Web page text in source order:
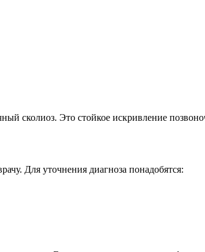
сколиоз. Это стойкое искривление
Для уточнения диагноза понадобятся: